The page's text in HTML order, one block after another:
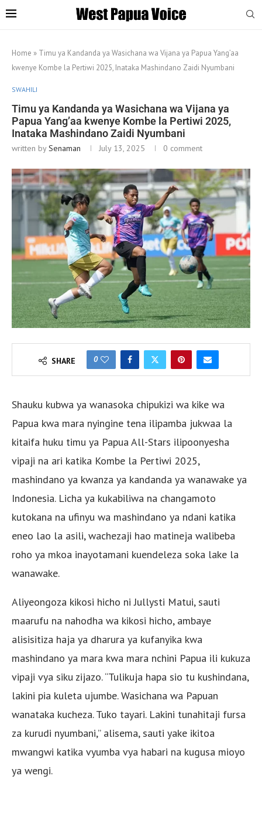
Home » Timu ya Kandanda ya Wasichana wa Vijana ya Papua Yang’aa
kwenye Kombe la Pertiwi 2025, Inataka Mashindano Zaidi Nyumbani
SWAHILI
Timu ya Kandanda ya Wasichana wa Vijana ya
Papua Yang’aa kwenye Kombe la Pertiwi 2025,
Inataka Mashindano Zaidi Nyumbani
written bySenaman July 13, 2025 0 comment
SHARE 0
Shauku kubwa ya wanasoka chipukizi wa kike wa
Papua kwa mara nyingine tena ilipamba jukwaa la
kitaifa huku timu ya Papua All-Stars ilipoonyesha
vipaji na ari katika Kombe la Pertiwi 2025,
mashindano ya kwanza ya kandanda ya wanawake ya
Indonesia. Licha ya kukabiliwa na changamoto
kutokana na ufinyu wa mashindano ya ndani katika
eneo lao la asili, wachezaji hao matineja walibeba
roho ya mkoa inayotamani kuendeleza soka lake la
wanawake.
Aliyeongoza kikosi hicho ni Jullysti Matui, sauti
maarufu na nahodha wa kikosi hicho, ambaye
alisisitiza haja ya dharura ya kufanyika kwa
mashindano ya mara kwa mara nchini Papua ili kukuza
vipaji vya siku zijazo. “Tulikuja hapa sio tu kushindana,
lakini pia kuleta ujumbe. Wasichana wa Papuan
wanataka kucheza. Tuko tayari. Lakini tunahitaji fursa
za kurudi nyumbani,” alisema, sauti yake ikitoa
mwangwi katika vyumba vya habari na kugusa mioyo
ya wengi.